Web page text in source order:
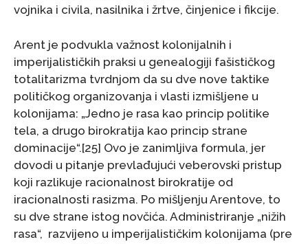
vojnika i civila, nasilnika i žrtve, činjenice i fikcije.
Arent je podvukla važnost kolonijalnih i
imperijalističkih praksi u genealogiji fašističkog
totalitarizma tvrdnjom da su dve nove taktike
političkog organizovanja i vlasti izmišljene u
kolonijama: „Jedno je rasa kao princip politike
tela, a drugo birokratija kao princip strane
dominacije“.[25] Ovo je zanimljiva formula, jer
dovodi u pitanje prevlađujući veberovski pristup
koji razlikuje racionalnost birokratije od
iracionalnosti rasizma. Po mišljenju Arentove, to
su dve strane istog novčića. Administriranje „nižih
rasa“, razvijeno u imperijalističkim kolonijama (pre